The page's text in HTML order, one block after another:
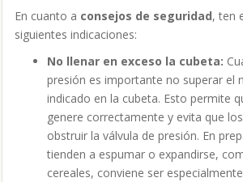
En cuanto a consejos de seguridad, ten
siguientes indicaciones:
No llenar en exceso la cubeta:
presión es importante no superar el
indicado en la cubeta. Esto permite
genere correctamente y evita que
obstruir la válvula de presión. En
tienden a espumar o expandirse,
cereales, conviene ser